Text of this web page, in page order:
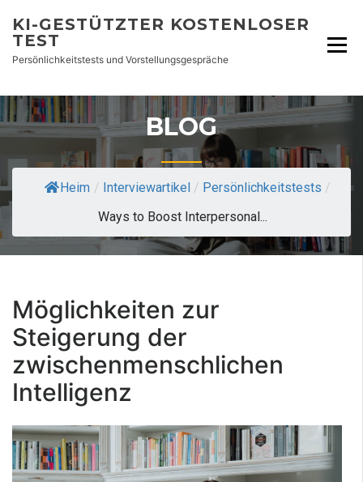
KI-GESTÜTZTER KOSTENLOSER
TEST
Persönlichkeitstests und Vorstellungsgespräche
BLOG
Heim / Interviewartikel / Persönlichkeitstests /
Ways to Boost Interpersonal...
Möglichkeiten zur
Steigerung der
zwischenmenschlichen
Intelligenz